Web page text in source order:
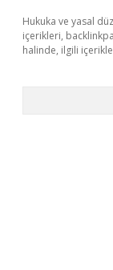
Hukuka ve yasal
içerikleri,
halinde, ilgili